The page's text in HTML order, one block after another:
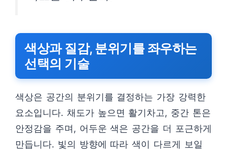
색상과 질감, 분위기를 좌우하는
선택의 기술
색상은 공간의 분위기를 결정하는 가장 강력한
요소입니다. 채도가 높으면 활기차고, 중간 톤은
안정감을 주며, 어두운 색은 공간을 더 포근하게
만듭니다. 빛의 방향에 따라 색이 다르게 보일